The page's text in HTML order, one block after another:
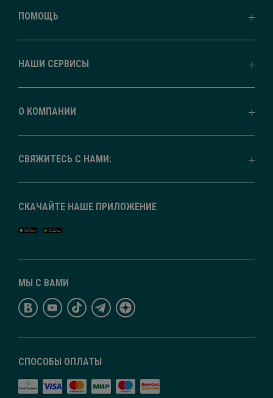
ПОМОЩЬ
НАШИ СЕРВИСЫ
О КОМПАНИИ
СВЯЖИТЕСЬ С НАМИ:
СПОСОБЫ ОПЛАТЫ
МЫ С ВАМИ
СКАЧАЙТЕ НАШЕ ПРИЛОЖЕНИЕ